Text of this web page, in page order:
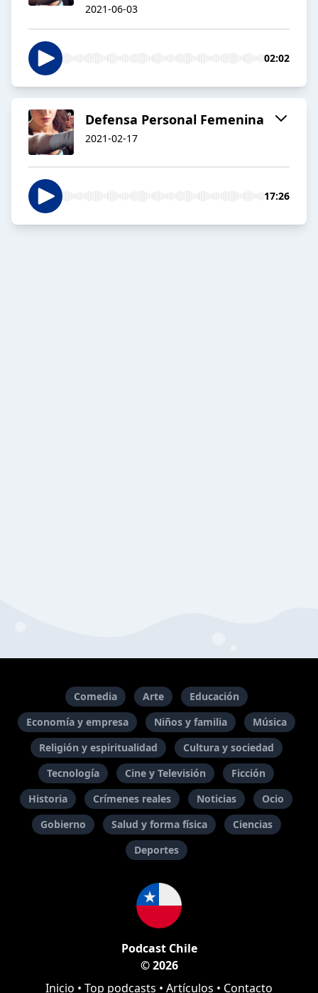
2021-06-03
02:02
Defensa Personal Femenina
2021-02-17
17:26
Comedia Arte
Educación
Economía y empresa
Niños y familia
Música
Religión y espiritualidad
Cultura y sociedad
Tecnología
Cine y Televisión
Ficción
Historia
Crímenes reales Noticias
Ocio
Gobierno
Salud y forma física
Ciencias
Deportes
Podcast Chile
© 2026
Inicio • Top podcasts • Artículos • Contacto